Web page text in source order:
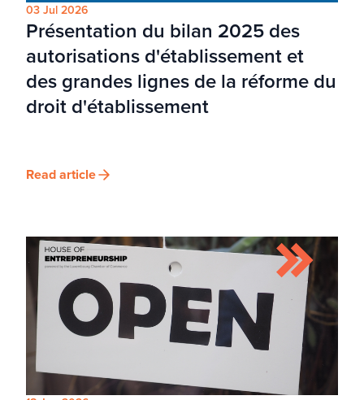
03 Jul 2026
Présentation du bilan 2025 des
autorisations d'établissement et
des grandes lignes de la réforme du
droit d'établissement
Read article